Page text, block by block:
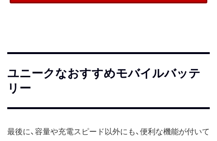
ユニークなおすすめモバイルバッテ
リー
最後に、容量や充電スピード以外にも、便利な機能が付いて